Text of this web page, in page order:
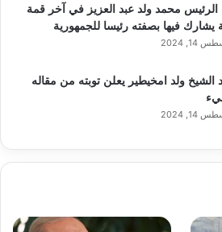
الرئيس محمد ولد عبد العزيز في آخر قمة
يشارك فيها بصفته رئيسا للجمهورية
14, 2024
الشيخ ولد امخيطير يعلن توبته من مقاله
14, 2024